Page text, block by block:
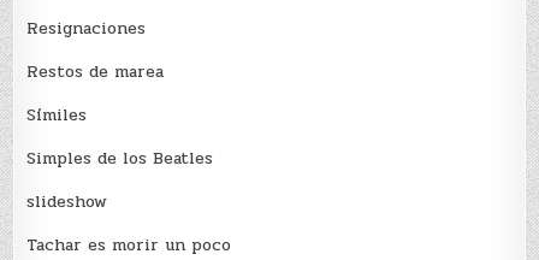
Resignaciones
Restos de marea
Sí­miles
Simples de los Beatles
slideshow
Tachar es morir un poco